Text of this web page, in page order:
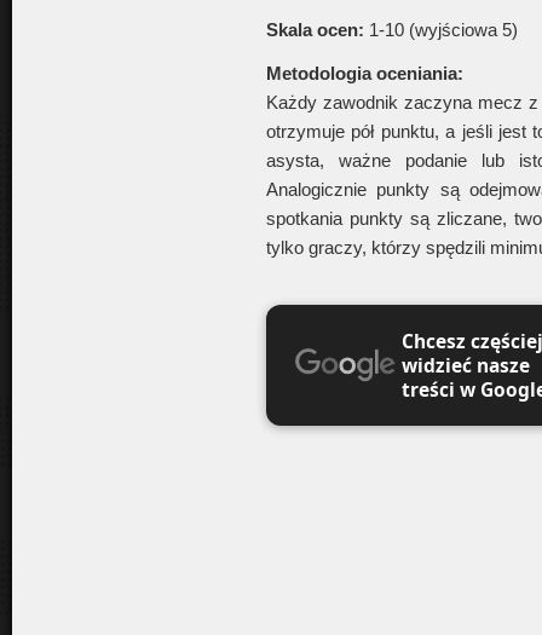
Skala ocen: 1-10 (wyjściowa 5)
Metodologia oceniania:
Każdy zawodnik zaczyna mecz
otrzymuje pół punktu, a jeśli jest
asysta, ważne podanie lub
Analogicznie punkty są
spotkania punkty są zliczane,
tylko graczy, którzy spędzili
Chcesz częściej
widzieć nasze
treści w